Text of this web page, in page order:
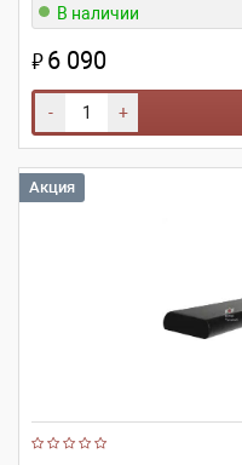
В наличии
₽6 090
- +
Акция